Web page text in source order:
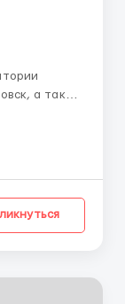
а также